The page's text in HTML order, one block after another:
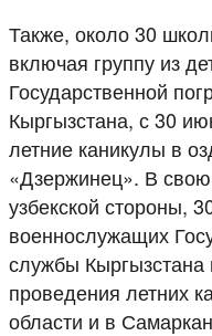
Также, около 30
включая группу из
Государственной
Кыргызстана, с 30
летние каникулы в
«Дзержинец». В
узбекской стороны,
военнослужащих
службы
проведения летних
области и в